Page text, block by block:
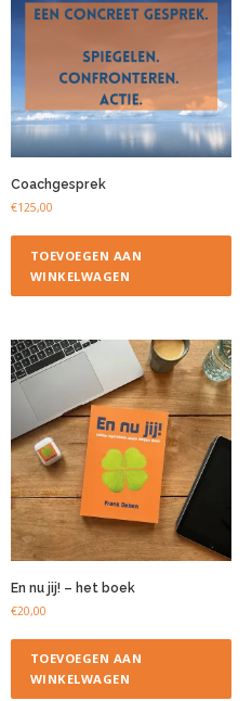
Coachgesprek
€125,00
TOEVOEGEN AAN
WINKELWAGEN
En nu jij! – het boek
€20,00
TOEVOEGEN AAN
WINKELWAGEN